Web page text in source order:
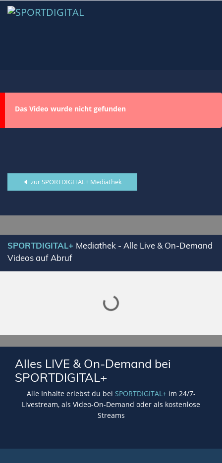
Das Video wurde nicht gefunden
zur SPORTDIGITAL+ Mediathek
SPORTDIGITAL+ Mediathek - Alle Live & On-Demand
Videos auf Abruf
Lade SPORTDIGITAL+ Mediathek
Alles LIVE & On-Demand bei
SPORTDIGITAL+
Alle Inhalte erlebst du bei SPORTDIGITAL+im 24/7-
Livestream, als Video-On-Demand oder als kostenlose
Streams